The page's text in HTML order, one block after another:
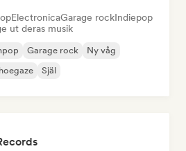
ElectronicaGarage rockIndiepop
ut deras musik
Garage rock
Ny våg
Själ